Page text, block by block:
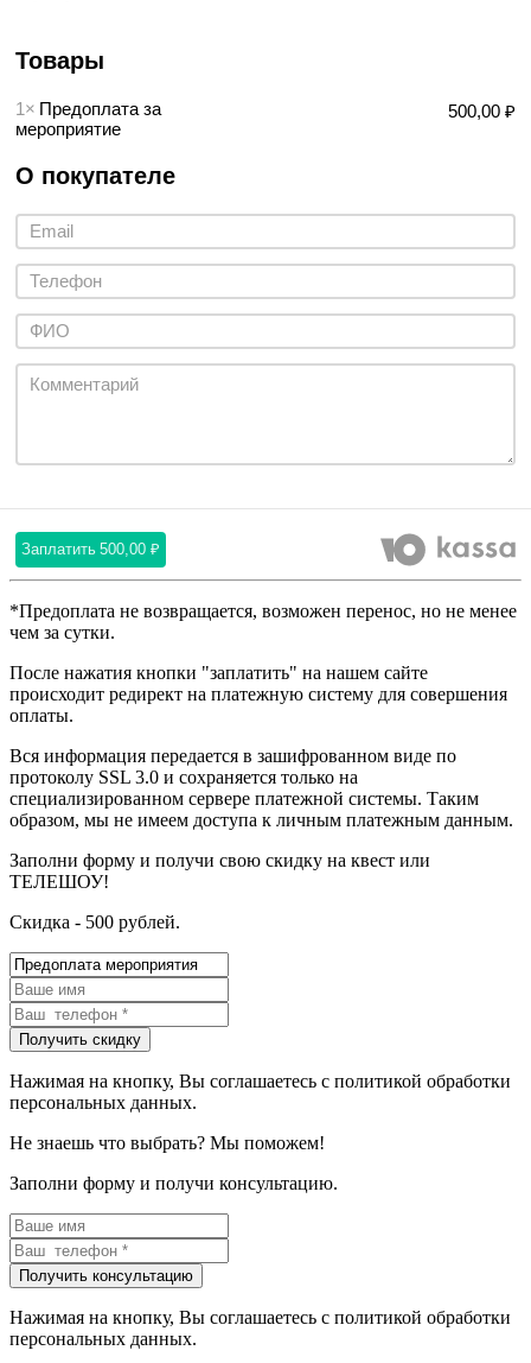
Товары
1× Предоплата за
мероприятие
500,00 ₽
О покупателе
Заплатить 500,00 ₽
*Предоплата не возвращается, возможен перенос, но не менее
чем за сутки.
После нажатия кнопки "заплатить" на нашем сайте
происходит редирект на платежную систему для совершения
оплаты.
Вся информация передается в зашифрованном виде по
протоколу SSL 3.0 и сохраняется только на
специализированном сервере платежной системы. Таким
образом, мы не имеем доступа к личным платежным данным.
Заполни форму и получи свою скидку на квест или
ТЕЛЕШОУ!
Скидка - 500 рублей.
Нажимая на кнопку, Вы соглашаетесь с политикой обработки
персональных данных.
Не знаешь что выбрать? Мы поможем!
Заполни форму и получи консультацию.
Нажимая на кнопку, Вы соглашаетесь с политикой обработки
персональных данных.